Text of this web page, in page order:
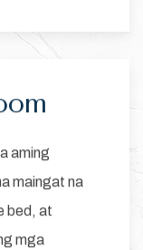
aming
maingat na
bed, at
mga